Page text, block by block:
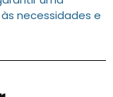
necessidades e